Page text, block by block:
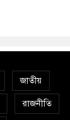
জাতীয়
রাজনীতি